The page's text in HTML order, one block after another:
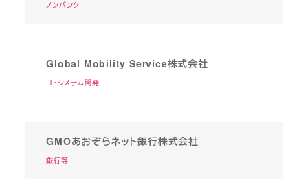
ノンバンク
Global Mobility Service株式会社
IT・システム開発
GMOあおぞらネット銀行株式会社
銀行等